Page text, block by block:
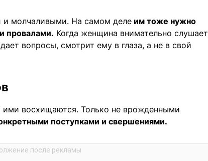
молчаливыми. На самом деле им тоже нужно
провалами. Когда женщина внимательно слушает
вопросы, смотрит ему в глаза, а не в свой
восхищаются. Только не врожденными
поступками и свершениями.